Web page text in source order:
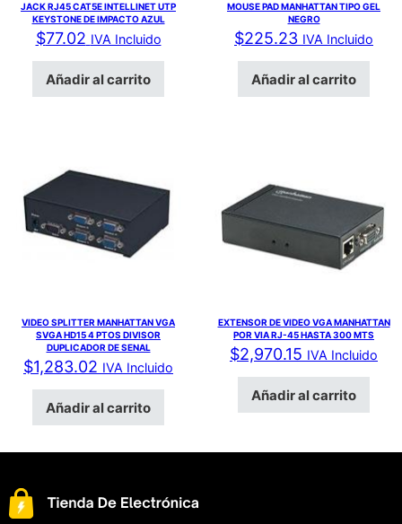
JACK RJ45 CAT5E INTELLINET UTP
KEYSTONE DE IMPACTO AZUL
$77.02 IVA Incluido
Añadir al carrito
MOUSE PAD MANHATTAN TIPO GEL
NEGRO
$225.23 IVA Incluido
Añadir al carrito
VIDEO SPLITTER MANHATTAN VGA
SVGA HD15 4 PTOS DIVISOR
DUPLICADOR DE SENAL
$1,283.02 IVA Incluido
Añadir al carrito
EXTENSOR DE VIDEO VGA MANHATTAN
POR VIA RJ-45 HASTA 300 MTS
$2,970.15 IVA Incluido
Añadir al carrito